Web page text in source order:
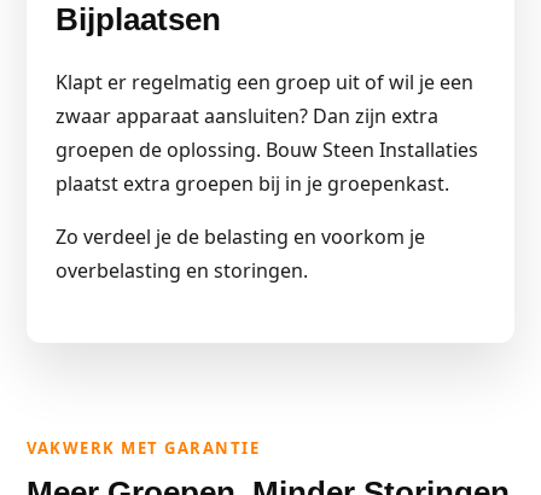
Bijplaatsen
Klapt er regelmatig een groep uit of wil je een
zwaar apparaat aansluiten? Dan zijn extra
groepen de oplossing. Bouw Steen Installaties
plaatst extra groepen bij in je groepenkast.
Zo verdeel je de belasting en voorkom je
overbelasting en storingen.
VAKWERK MET GARANTIE